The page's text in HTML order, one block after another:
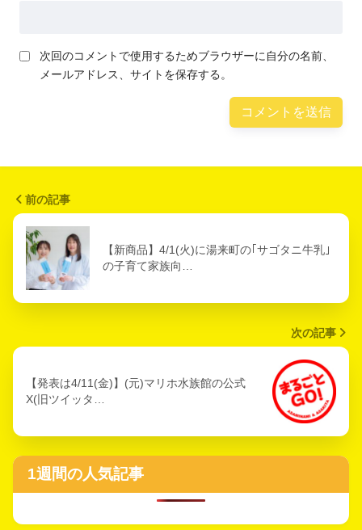
次回のコメントで使用するためブラウザーに自分の名前、
メールアドレス、サイトを保存する。
前の記事
【新商品】4/1(火)に湯来町の｢サゴタニ牛乳｣
の子育て家族向…
次の記事
【発表は4/11(金)】(元)マリホ水族館の公式
X(旧ツイッタ…
1週間の人気記事